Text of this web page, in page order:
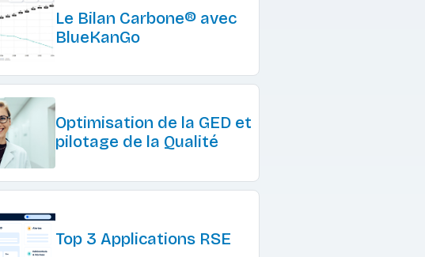
Le Bilan Carbone® avec
BlueKanGo
Optimisation de la GED et
pilotage de la Qualité
Top 3 Applications RSE